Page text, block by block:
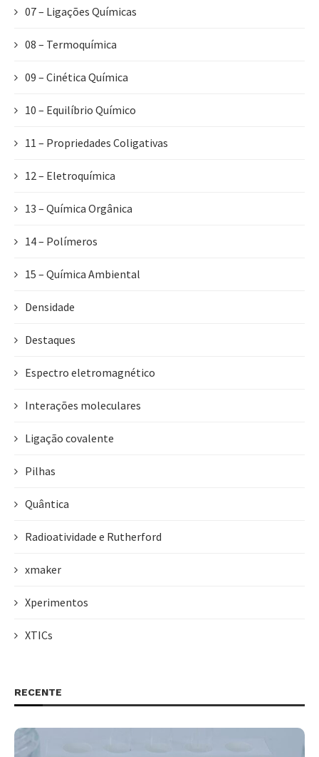
07 – Ligações Químicas
08 – Termoquímica
09 – Cinética Química
10 – Equilíbrio Químico
11 – Propriedades Coligativas
12 – Eletroquímica
13 – Química Orgânica
14 – Polímeros
15 – Química Ambiental
Densidade
Destaques
Espectro eletromagnético
Interações moleculares
Ligação covalente
Pilhas
Quântica
Radioatividade e Rutherford
xmaker
Xperimentos
XTICs
RECENTE